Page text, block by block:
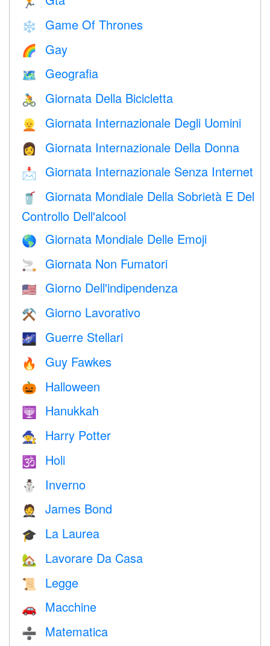
❄️ Game Of Thrones
🌈 Gay
🗺 Geografia
🚴 Giornata Della Bicicletta
👱 Giornata Internazionale Degli Uomini
👩 Giornata Internazionale Della Donna
📩 Giornata Internazionale Senza Internet
🥤
Giornata Mondiale Della Sobrietà E Del
Controllo Dell'alcool
🌎 Giornata Mondiale Delle Emoji
🚬 Giornata Non Fumatori
🇺🇸 Giorno Dell'indipendenza
⚒️ Giorno Lavorativo
🌌 Guerre Stellari
🔥 Guy Fawkes
🎃 Halloween
🕎 Hanukkah
🧙 Harry Potter
🕉 Holi
⛄ Inverno
🤵 James Bond
🎓 La Laurea
🏡 Lavorare Da Casa
📜 Legge
🚗 Macchine
➗ Matematica